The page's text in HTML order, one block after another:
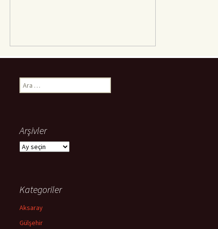
Arama:
Arşivler
Arşivler
Kategoriler
Aksaray
Gülşehir